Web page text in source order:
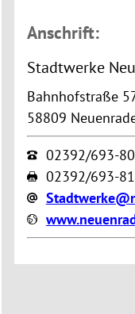
Anschrift:
Stadtwerke
Bahnhofstraße
58809
02392/693-
02392/693-